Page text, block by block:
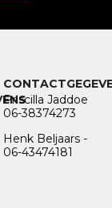
Priscilla Jaddoe
06-38374273
Henk Beljaars -
06-43474181